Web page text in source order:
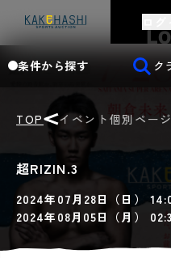
条件から探す
TOP イベント個別ページ
超RIZIN.3
2024年07月28日（日）
2024年08月05日（月）